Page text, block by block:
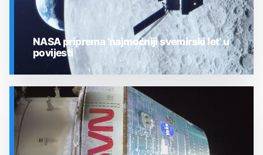
SVEMIR
NASA priprema ‘najmoćniji svemirski let’ u
povijesti